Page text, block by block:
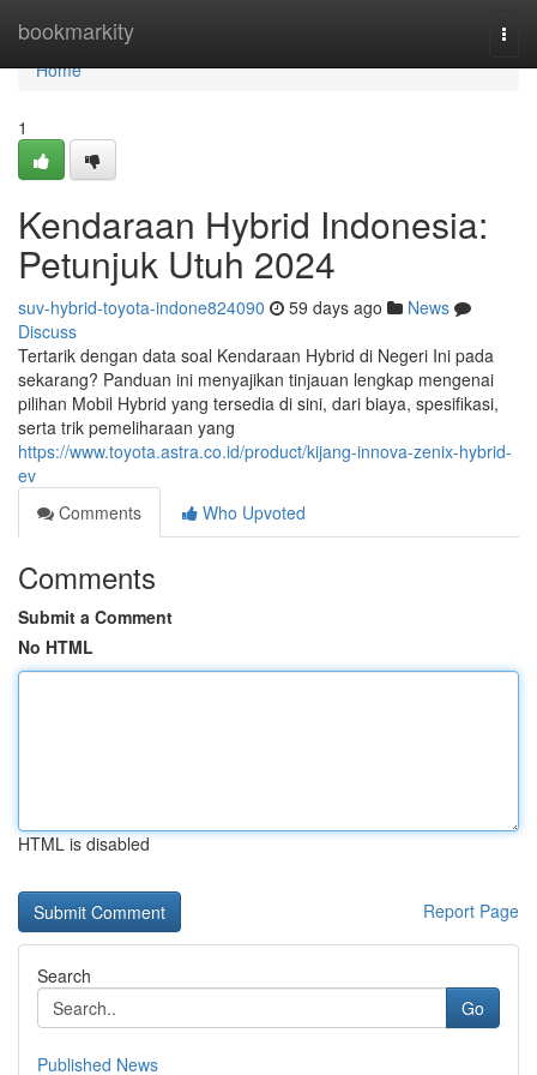
bookmarkity
Home
Home
1
Kendaraan Hybrid Indonesia:
Petunjuk Utuh 2024
suv-hybrid-toyota-indone824090 59 days ago
News
Discuss
Tertarik dengan data soal Kendaraan Hybrid di Negeri Ini pada
sekarang? Panduan ini menyajikan tinjauan lengkap mengenai
pilihan Mobil Hybrid yang tersedia di sini, dari biaya, spesifikasi,
serta trik pemeliharaan yang
https://www.toyota.astra.co.id/product/kijang-innova-zenix-hybrid-
ev
Comments
Who Upvoted
Comments
Submit a Comment
No HTML
HTML is disabled
Report Page
Search
Go
Published News